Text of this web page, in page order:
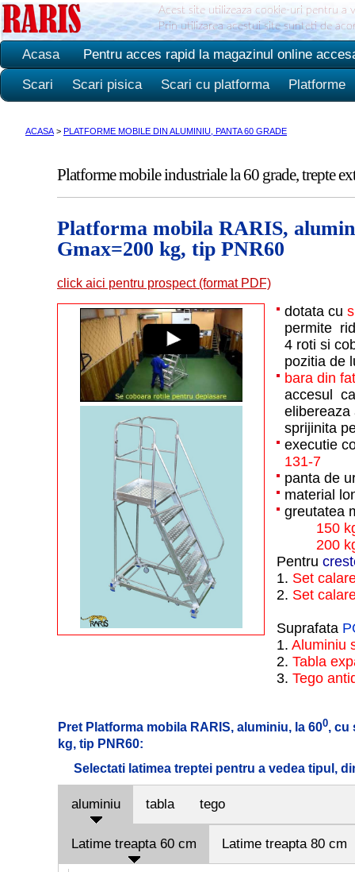
Acest site utilizeaza cookie-uri pentru a
Prin utilizarea acestui site sunteti de
Acasa
Pentru acces rapid la magazinul online
Scari
Scari pisica Scari cu platforma Platforme
ACASA > PLATFORME MOBILE DIN ALUMINIU, PANTA 60 GRADE
Platforme mobile industriale la 60 grade, trepte
Platforma mobila RARIS,
Gmax=200 kg, tip PNR60
click aici pentru prospect (format PDF)
dotata cu
permite
4 roti si
pozitia de
bara din
accesul
elibereaza
sprijinita
executie
131-7
panta de
material
greutatea
150
200
Pentru
1. Set
2. Set
Suprafata
1. Aluminiu
2. Tabla
3. Tego
Pret Platforma mobila RARIS, aluminiu, la 600, cu
kg, tip PNR60:
Selectati latimea treptei pentru a vedea tipul,
aluminiu tabla tego
Latime treapta 60 cm Latime treapta 80 cm